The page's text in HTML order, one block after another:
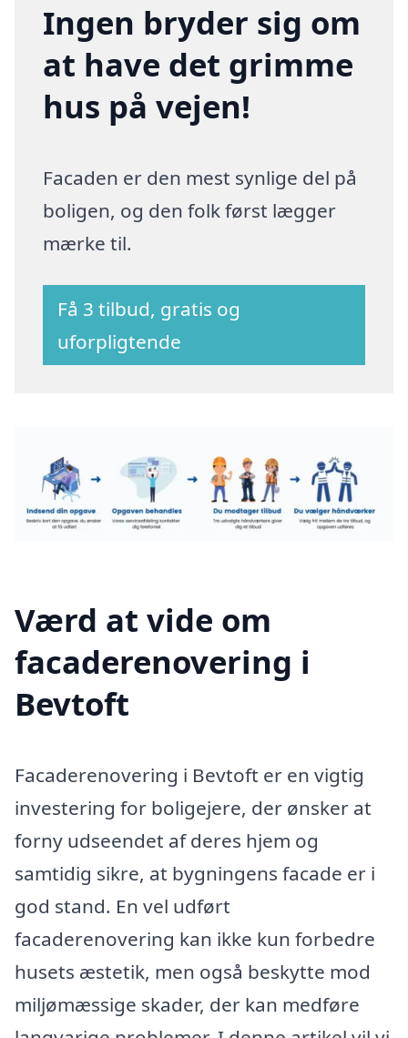
Ingen bryder sig om
at have det grimme
hus på vejen!
Facaden er den mest synlige del på
boligen, og den folk først lægger
mærke til.
Få 3 tilbud, gratis og
uforpligtende
Værd at vide om
facaderenovering i
Bevtoft
Facaderenovering i Bevtoft er en vigtig
investering for boligejere, der ønsker at
forny udseendet af deres hjem og
samtidig sikre, at bygningens facade er i
god stand. En vel udført
facaderenovering kan ikke kun forbedre
husets æstetik, men også beskytte mod
miljømæssige skader, der kan medføre